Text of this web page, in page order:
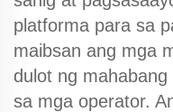
platforma para sa
maibsan ang mga
dulot ng
sa mga operator.